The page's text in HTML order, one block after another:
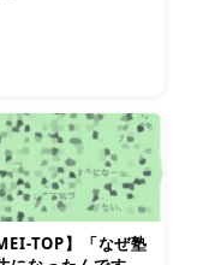
TOP】「なぜ塾